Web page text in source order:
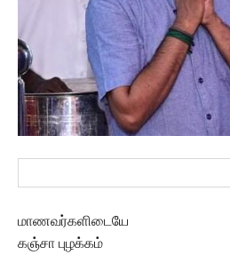
மாணவர்களிடையே
கஞ்சா புழக்கம்